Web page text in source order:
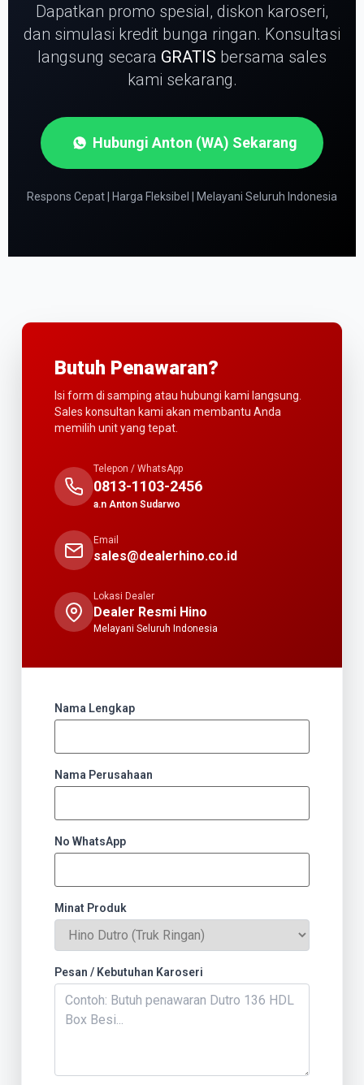
Dapatkan promo spesial, diskon karoseri,
dan simulasi kredit bunga ringan. Konsultasi
langsung secara GRATIS bersama sales
kami sekarang.
Hubungi Anton (WA) Sekarang
Respons Cepat | Harga Fleksibel | Melayani Seluruh Indonesia
Butuh Penawaran?
Isi form di samping atau hubungi kami langsung.
Sales konsultan kami akan membantu Anda
memilih unit yang tepat.
Telepon / WhatsApp
0813-1103-2456
a.n Anton Sudarwo
Email
sales@dealerhino.co.id
Lokasi Dealer
Dealer Resmi Hino
Melayani Seluruh Indonesia
Nama Lengkap
Nama Perusahaan
No WhatsApp
Minat Produk
Pesan / Kebutuhan Karoseri